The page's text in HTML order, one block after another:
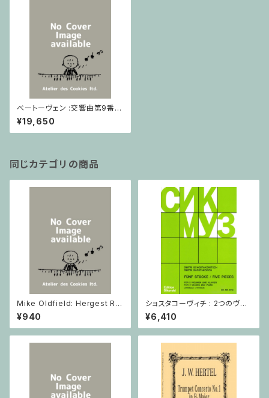
ベートーヴェン :交響曲第9番 /
フルスコア
¥19,650
同じカテゴリの商品
Mike Oldfield: Hergest Rid
ge / ピアノ
¥940
ショスタコーヴィチ : 2つのヴァ
イオリンとピアノのための 5つの
小品 / ヴァイオリン2とピアノ
¥6,410